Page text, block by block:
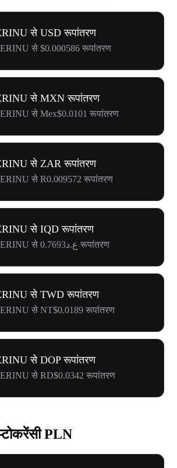
से USD रूपांतरण
से $0.000586 रूपांतरण
से MXN रूपांतरण
से Mex$0.0101 रूपांतरण
से ZAR रूपांतरण
से R0.009572 रूपांतरण
से IQD रूपांतरण
1 COPPERINU से ع.د0.7693 रूपांतरण
से TWD रूपांतरण
से NT$0.0189 रूपांतरण
से DOP रूपांतरण
से RD$0.0342 रूपांतरण
PLN